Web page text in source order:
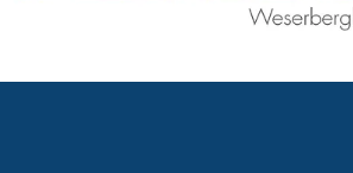
Heilbäder sowie sonstige